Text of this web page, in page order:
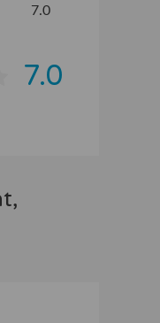
7.0
7.0